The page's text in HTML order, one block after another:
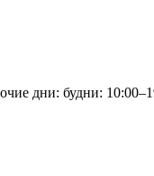
дни: будни: